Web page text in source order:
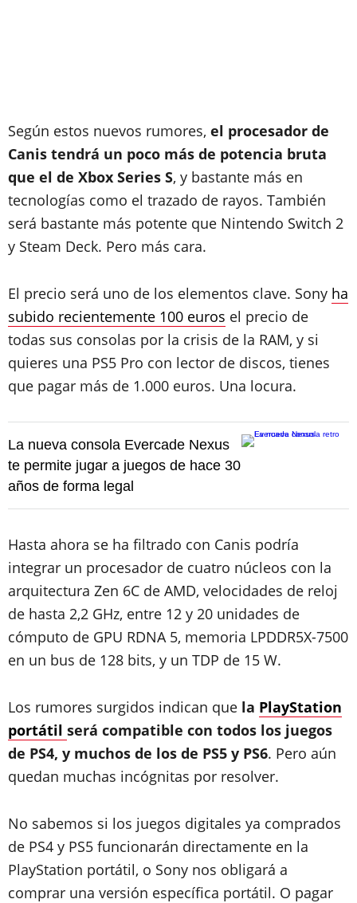
Según estos nuevos rumores, el procesador de
Canis tendrá un poco más de potencia bruta
que el de Xbox Series S, y bastante más en
tecnologías como el trazado de rayos. También
será bastante más potente que Nintendo Switch 2
y Steam Deck. Pero más cara.
El precio será uno de los elementos clave. Sony ha
subido recientemente 100 euros el precio de
todas sus consolas por la crisis de la RAM, y si
quieres una PS5 Pro con lector de discos, tienes
que pagar más de 1.000 euros. Una locura.
La nueva consola Evercade Nexus
te permite jugar a juegos de hace 30
años de forma legal
Hasta ahora se ha filtrado con Canis podría
integrar un procesador de cuatro núcleos con la
arquitectura Zen 6C de AMD, velocidades de reloj
de hasta 2,2 GHz, entre 12 y 20 unidades de
cómputo de GPU RDNA 5, memoria LPDDR5X-7500
en un bus de 128 bits, y un TDP de 15 W.
Los rumores surgidos indican que la PlayStation
portátil será compatible con todos los juegos
de PS4, y muchos de los de PS5 y PS6. Pero aún
quedan muchas incógnitas por resolver.
No sabemos si los juegos digitales ya comprados
de PS4 y PS5 funcionarán directamente en la
PlayStation portátil, o Sony nos obligará a
comprar una versión específica portátil. O pagar